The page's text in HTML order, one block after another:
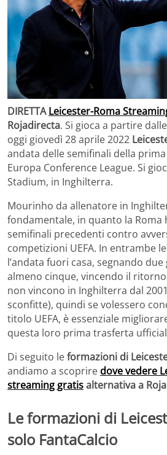
DIRETTALeicester-Roma
Rojadirecta. Si gioca a partire
oggi giovedì 28 aprile 2022
andata delle semifinali della prima
Europa Conference League. Si
Stadium, in Inghilterra.
Mourinho da allenatore in
fondamentale, in quanto la Roma
semifinali precedenti contro
competizioni UEFA. In entrambe
l’andata fuori casa, segnando
almeno cinque, vincendo il ritorno
non vincono in Inghilterra dal
sconfitte), quindi se volessero
titolo UEFA, è essenziale
questa loro prima trasferta
Di seguito leformazioni di
andiamo a scoprire dove vedere
streaming gratisalternativa a
Le formazioni di
solo FantaCalcio